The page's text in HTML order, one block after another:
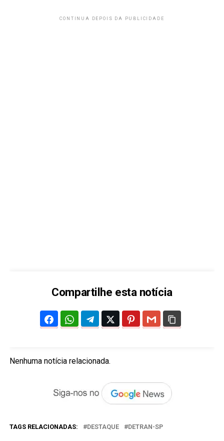
CONTINUA DEPOIS DA PUBLICIDADE
Compartilhe esta notícia
Nenhuma notícia relacionada.
TAGS RELACIONADAS: DESTAQUE DETRAN-SP